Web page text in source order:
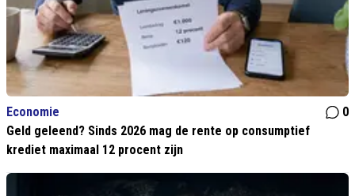
Economie
0
Geld geleend? Sinds 2026 mag de rente op consumptief
krediet maximaal 12 procent zijn